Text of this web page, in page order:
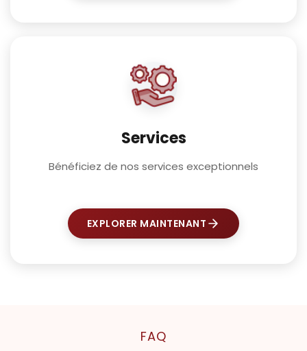
Services
Bénéficiez de nos services exceptionnels
EXPLORER MAINTENANT
FAQ